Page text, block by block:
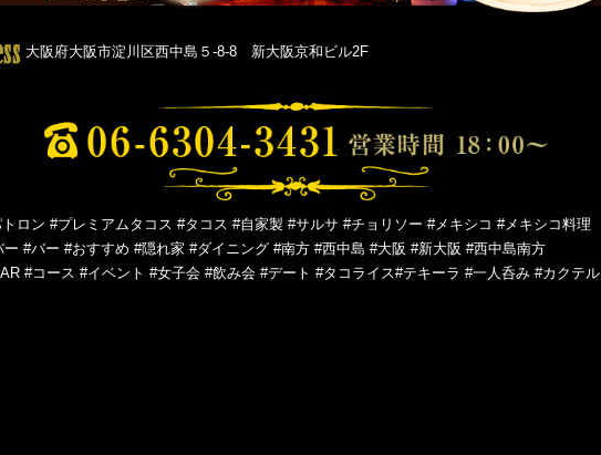
大阪府大阪市淀川区西中島５-8-8 新大阪京和ビル2F
ロン #プレミアムタコス #タコス #自家製 #サルサ #チョリソー #メキシコ #メキシコ料理
ー #バー #おすすめ #隠れ家 #ダイニング #南方 #西中島 #大阪 #新大阪 #西中島南方
#コース #イベント #女子会 #飲み会 #デート #タコライス#テキーラ #一人呑み #カクテル